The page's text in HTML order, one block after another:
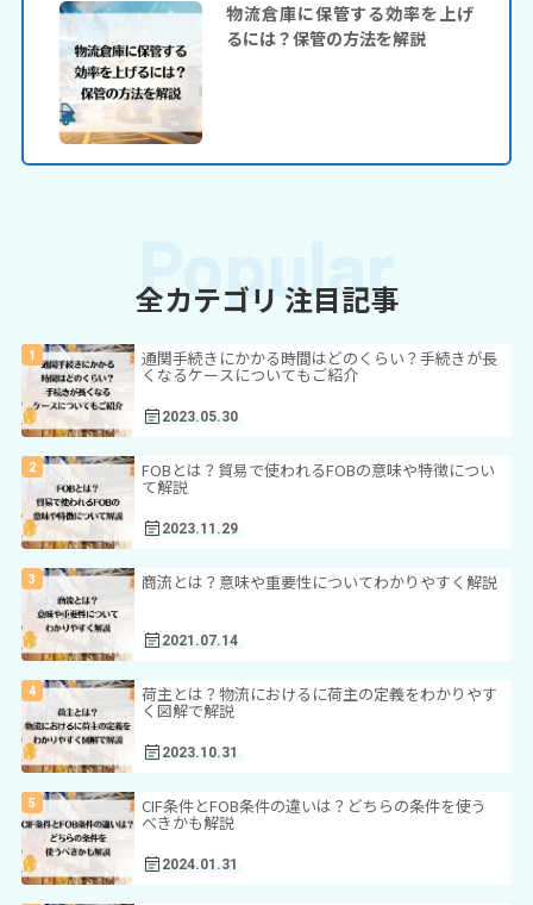
物流倉庫に保管する効率を上げ
るには？保管の方法を解説
全カテゴリ 注目記事
通関手続きにかかる時間はどのくらい？手続きが長
くなるケースについてもご紹介
2023.05.30
FOBとは？貿易で使われるFOBの意味や特徴につい
て解説
2023.11.29
商流とは？意味や重要性についてわかりやすく解説
2021.07.14
荷主とは？物流におけるに荷主の定義をわかりやす
く図解で解説
2023.10.31
CIF条件とFOB条件の違いは？どちらの条件を使う
べきかも解説
2024.01.31